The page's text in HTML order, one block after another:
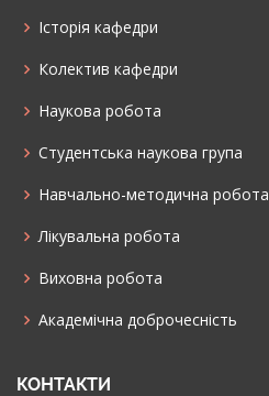
Історія кафедри
Колектив кафедри
Наукова робота
Cтудентська наукова група
Навчально-методична робота
Лікувальна робота
Виховна робота
Академічна доброчесність
КОНТАКТИ